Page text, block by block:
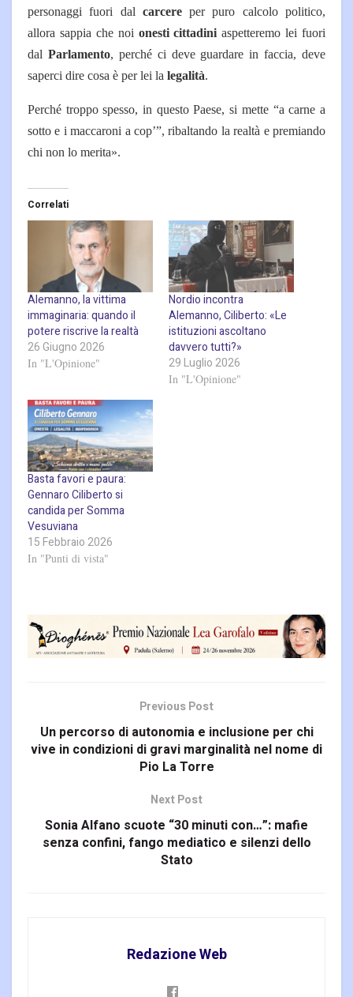
personaggi fuori dal carcereper puro calcolo politico,
allora sappia che noi onesti cittadini aspetteremo lei fuori
dal Parlamento, perché ci deve guardare in faccia, deve
saperci dire cosa è per lei la legalità.
Perché troppo spesso, in questo Paese, si mette “a carne a
sotto e i maccaroni a cop’”, ribaltando la realtà e premiando
chi non lo merita».
Correlati
Alemanno, la vittima
immaginaria: quando il
potere riscrive la realtà
26 Giugno 2026
In "L'Opinione"
Nordio incontra
Alemanno, Ciliberto: «Le
istituzioni ascoltano
davvero tutti?»
29 Luglio 2026
In "L'Opinione"
Basta favori e paura:
Gennaro Ciliberto si
candida per Somma
Vesuviana
15 Febbraio 2026
In "Punti di vista"
Previous Post
Un percorso di autonomia e inclusione per chi
vive in condizioni di gravi marginalità nel nome di
Pio La Torre
Next Post
Sonia Alfano scuote “30 minuti con…”: mafie
senza confini, fango mediatico e silenzi dello
Stato
Redazione Web